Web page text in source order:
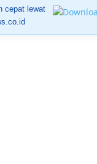
cepat lewat